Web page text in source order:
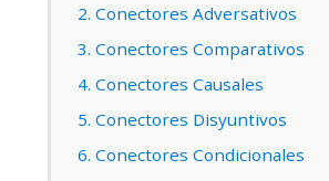
2. Conectores Adversativos
3. Conectores Comparativos
4. Conectores Causales
5. Conectores Disyuntivos
6. Conectores Condicionales